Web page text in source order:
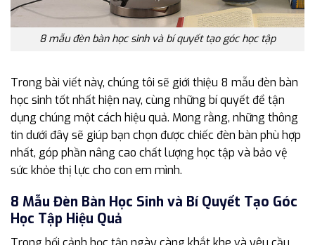
8 mẫu đèn bàn học sinh và bí quyết tạo góc học tập
Trong bài viết này, chúng tôi sẽ giới thiệu 8 mẫu đèn bàn
học sinh tốt nhất hiện nay, cùng những bí quyết để tận
dụng chúng một cách hiệu quả. Mong rằng, những thông
tin dưới đây sẽ giúp bạn chọn được chiếc đèn bàn phù hợp
nhất, góp phần nâng cao chất lượng học tập và bảo vệ
sức khỏe thị lực cho con em mình.
8 Mẫu Đèn Bàn Học Sinh và Bí Quyết Tạo Góc
Học Tập Hiệu Quả